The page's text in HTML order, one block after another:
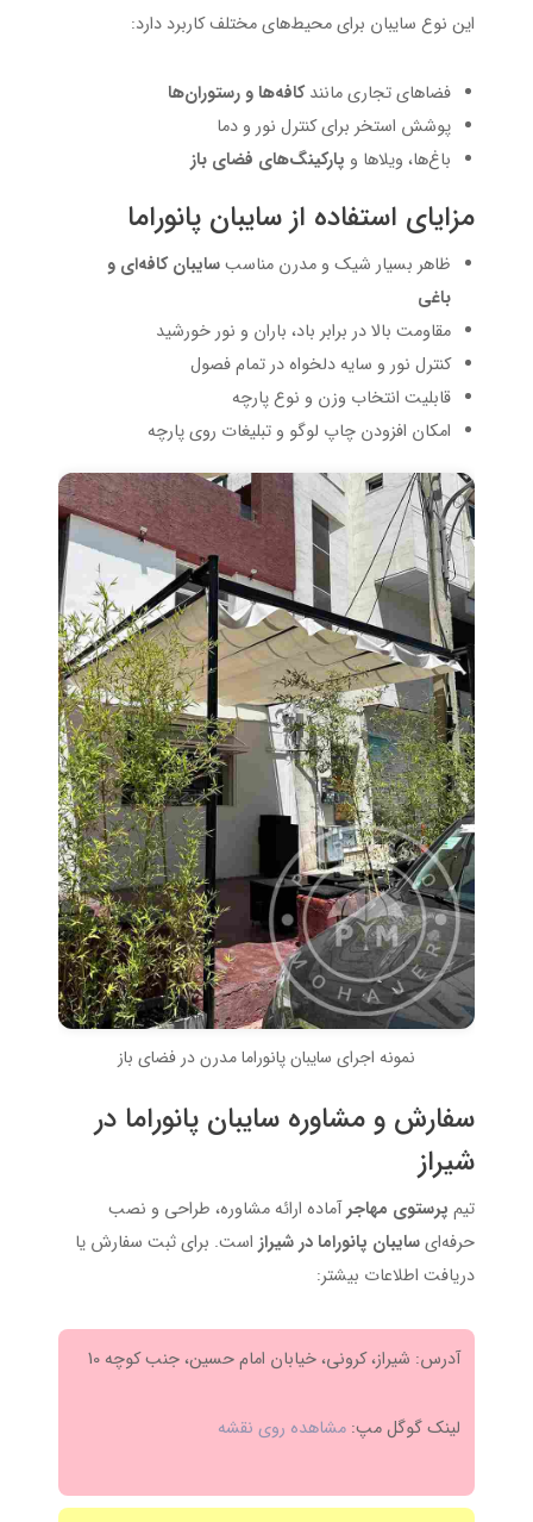
این نوع سایبان برای محیط‌های مختلف کاربرد دارد:
فضاهای تجاری مانندکافه‌ها و رستوران‌ها
پوشش استخر برای کنترل نور و دما
باغ‌ها، ویلاها و پارکینگ‌های فضای باز
مزایای استفاده از سایبان پانوراما
ظاهر بسیار شیک و مدرن مناسبسایبان کافه‌ای و
باغی
مقاومت بالا در برابر باد، باران و نور خورشید
کنترل نور و سایه دلخواه در تمام فصول
قابلیت انتخاب وزن و نوع پارچه
امکان افزودن چاپ لوگو و تبلیغات روی پارچه
نمونه اجرای سایبان پانوراما مدرن در فضای باز
سفارش و مشاوره سایبان پانوراما در
شیراز
تیم پرستوی مهاجرآماده ارائه مشاوره، طراحی و نصب
حرفه‌ایسایبان پانوراما در شیراز است. برای ثبت سفارش یا
دریافت اطلاعات بیشتر:
آدرس: شیراز، کرونی، خیابان امام حسین، جنب کوچه 10
لینک گوگل مپ: مشاهده روی نقشه